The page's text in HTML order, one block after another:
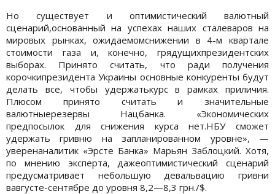
Но существует и оптимистический валютный
сценарий,основанный на успехах наших сталеваров на
мировых рынках, ожидаемомснижении в 4-м квартале
стоимости газа и, конечно, грядущихпрезидентских
выборах. Принято считать, что ради получения
корочкипрезидента Украины основные конкуренты будут
делать все, чтобы удержатькурс в рамках приличия.
Плюсом принято считать и значительные
валютныерезервы Нацбанка. «Экономических
предпосылок для снижения курса нет.НБУ сможет
удержать гривню на запланированном уровне», —
уверенаналитик «Эрсте Банка» Марьян Заблоцкий. Хотя,
по мнению эксперта, дажеоптимистический сценарий
предусматривает небольшую девальвацию гривни
вавгусте-сентябре до уровня 8,2—8,3 грн./$.